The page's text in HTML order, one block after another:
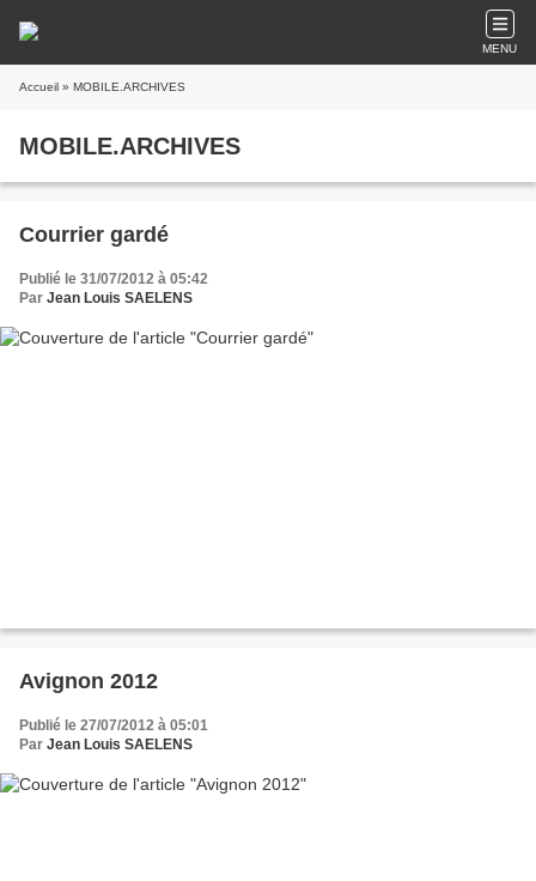
MENU
Accueil » MOBILE.ARCHIVES
MOBILE.ARCHIVES
Courrier gardé
Publié le 31/07/2012 à 05:42
Par Jean Louis SAELENS
Avignon 2012
Publié le 27/07/2012 à 05:01
Par Jean Louis SAELENS